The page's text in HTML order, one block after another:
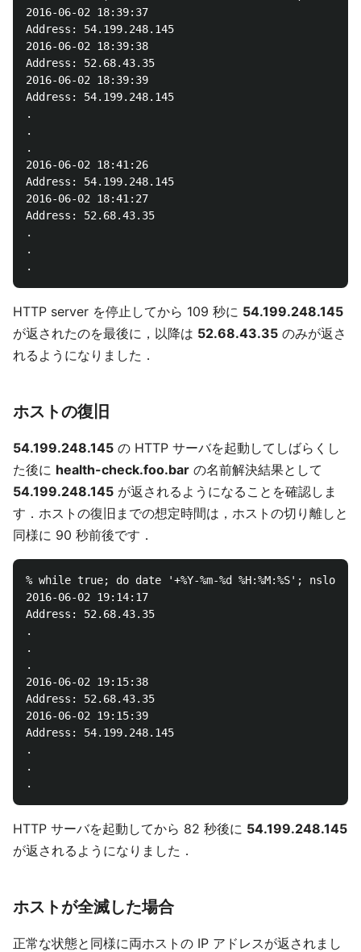
2016-06-02 18:39:37
Address: 54.199.248.145
2016-06-02 18:39:38
Address: 52.68.43.35
2016-06-02 18:39:39
Address: 54.199.248.145
.
.
.
2016-06-02 18:41:26
Address: 54.199.248.145
2016-06-02 18:41:27
Address: 52.68.43.35
.
.
HTTP server を停止してから 109 秒に 54.199.248.145
が返されたのを最後に，以降は 52.68.43.35 のみが返さ
れるようになりました．
ホストの復旧
54.199.248.145 の HTTP サーバを起動してしばらくし
た後に health-check.foo.bar の名前解決結果として
54.199.248.145 が返されるようになることを確認しま
す．ホストの復旧までの想定時間は，ホストの切り離しと
同様に 90 秒前後です．
% while true; do date '+%Y-%m-%d %H:%M:%S';
2016-06-02 19:14:17
Address: 52.68.43.35
.
.
.
2016-06-02 19:15:38
Address: 52.68.43.35
2016-06-02 19:15:39
Address: 54.199.248.145
.
.
HTTP サーバを起動してから 82 秒後に 54.199.248.145
が返されるようになりました．
ホストが全滅した場合
正常な状態と同様に両ホストの IP アドレスが返されまし